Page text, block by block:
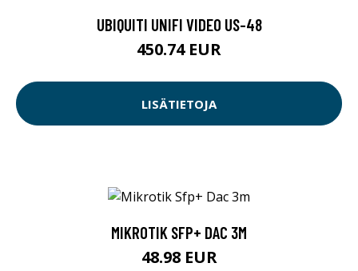
UBIQUITI UNIFI VIDEO US-48
450.74 EUR
LISÄTIETOJA
MIKROTIK SFP+ DAC 3M
48.98 EUR